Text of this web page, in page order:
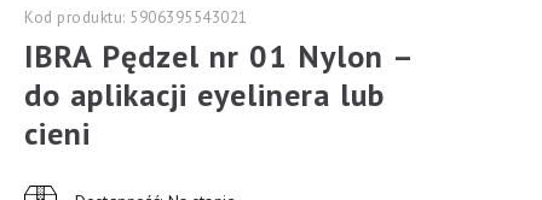
Kod produktu: 5906395543021
IBRA Pędzel nr 01 Nylon –
do aplikacji eyelinera lub
cieni